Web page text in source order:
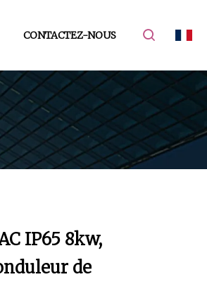
CONTACTEZ-NOUS
IP65 8kw,
de